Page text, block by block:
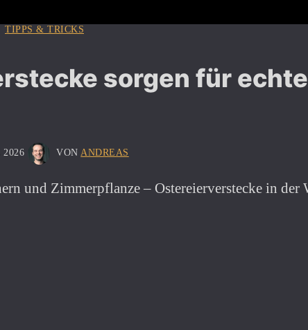
TIPPS & TRICKS
sorgen für echte
2026 VON ANDREAS